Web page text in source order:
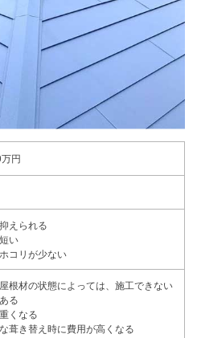
円
えられる
い
コリが少ない
根材の状態によっては、施工できない
る
くなる
葺き替え時に費用が高くなる